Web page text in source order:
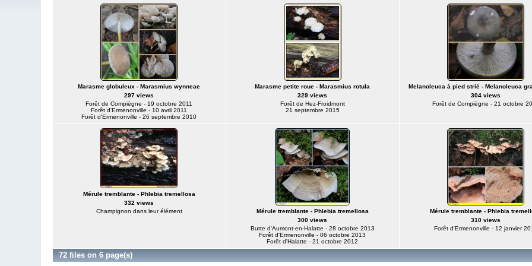
Marasme globuleux - Marasmius wynneae
297 views
Forêt de Compiègne - 19 octobre 2011
Forêt d'Ermenonville - 10 avril 2011
Forêt d'Ermenonville - 26 septembre 2010
Marasme petite roue - Marasmius rotula
329 views
Forêt de Hez-Froidmont
21 septembre 2015
Melanoleuca à pied strié - Melanoleuca
304 views
Forêt de Compiègne - 21 octobre
Mérule tremblante - Phlebia tremellosa
332 views
Champignon dans leur élément
Mérule tremblante - Phlebia tremellosa
300 views
Butte d'Aumont-en-Halatte - 28 octobre 2013
Forêt d'Ermenonville - 06 octobre 2013
Forêt d'Halatte - 21 octobre 2012
Mérule tremblante - Phlebia
310 views
Forêt d'Ermenonville - 12 janvier
72 files on 6 page(s)